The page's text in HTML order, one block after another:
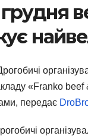
«Franko
передає